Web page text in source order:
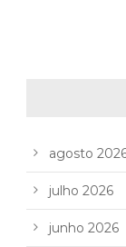
agosto
julho 2026
junho 2026